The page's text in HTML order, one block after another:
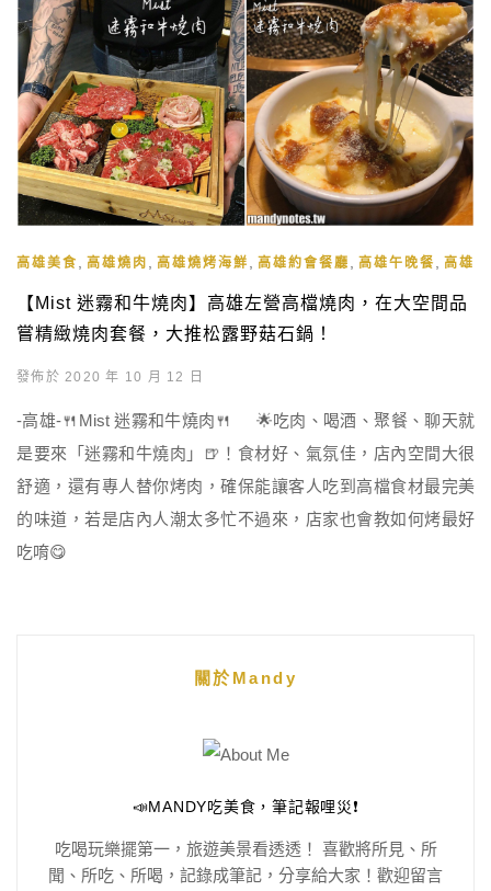
高雄美食 , 高雄燒肉 , 高雄燒烤海鮮 , 高雄約會餐廳 , 高雄午晚餐 , 高雄
【Mist 迷霧和牛燒肉】高雄左營高檔燒肉，在大空間品
嘗精緻燒肉套餐，大推松露野菇石鍋！
發佈於 2020 年 10 月 12 日
-高雄-🍴Mist 迷霧和牛燒肉🍴 🌟吃肉、喝酒、聚餐、聊天就
是要來「迷霧和牛燒肉」🍺！食材好、氣氛佳，店內空間大很
舒適，還有專人替你烤肉，確保能讓客人吃到高檔食材最完美
的味道，若是店內人潮太多忙不過來，店家也會教如何烤最好
吃唷😋
關於Mandy
📣MANDY吃美食，筆記報哩災❗️
吃喝玩樂擺第一，旅遊美景看透透！ 喜歡將所見、所
聞、所吃、所喝，記錄成筆記，分享給大家！歡迎留言